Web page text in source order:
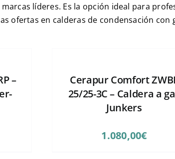
líderes. Es la opción ideal para
ofertas en calderas de condensación
–
Cerapur Comfort
25/25-3C – Caldera a
Junkers
1.080,00€